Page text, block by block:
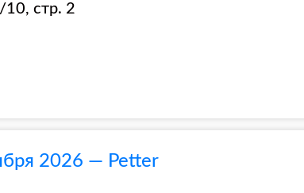
стр. 2
2026 — Petter